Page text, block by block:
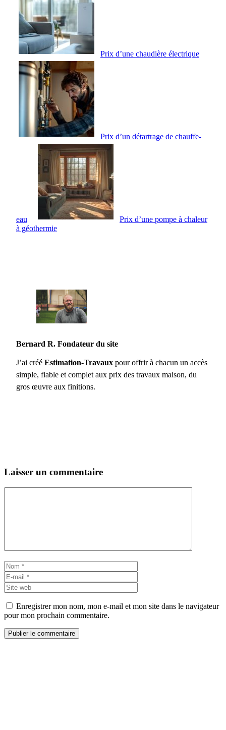
Prix d’une chaudière électrique
Prix d’un détartrage de chauffe-
eau
Prix d’une pompe à chaleur
à géothermie
Bernard R. Fondateur du site
J’ai créé Estimation-Travaux pour offrir à chacun un accès
simple, fiable et complet aux prix des travaux maison, du
gros œuvre aux finitions.
Laisser un commentaire
Nom
mail
web
Enregistrer mon nom, mon e-mail et mon site dans le navigateur
pour mon prochain commentaire.